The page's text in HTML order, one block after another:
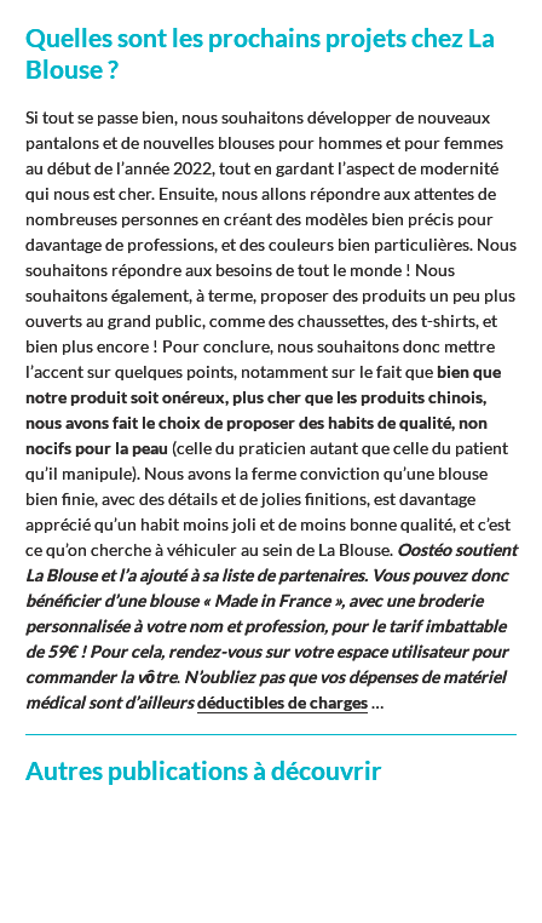
Quelles sont les prochains projets chez La
Blouse ?
Si tout se passe bien, nous souhaitons développer de nouveaux
pantalons et de nouvelles blouses pour hommes et pour femmes
au début de l’année 2022, tout en gardant l’aspect de modernité
qui nous est cher. Ensuite, nous allons répondre aux attentes de
nombreuses personnes en créant des modèles bien précis pour
davantage de professions, et des couleurs bien particulières. Nous
souhaitons répondre aux besoins de tout le monde ! Nous
souhaitons également, à terme, proposer des produits un peu plus
ouverts au grand public, comme des chaussettes, des t-shirts, et
bien plus encore ! Pour conclure, nous souhaitons donc mettre
l’accent sur quelques points, notamment sur le fait quebien que
notre produit soit onéreux, plus cher que les produits chinois,
nous avons fait le choix de proposer des habits de qualité, non
nocifs pour la peau (celle du praticien autant que celle du patient
qu’il manipule). Nous avons la ferme conviction qu’une blouse
bien finie, avec des détails et de jolies finitions, est davantage
apprécié qu’un habit moins joli et de moins bonne qualité, et c’est
ce qu’on cherche à véhiculer au sein de La Blouse. Oostéo soutient
La Blouse et l’a ajouté à sa liste de partenaires. Vous pouvez donc
bénéficier d’une blouse « Made in France », avec une broderie
personnalisée à votre nom et profession, pour le tarif imbattable
de 59€ ! Pour cela, rendez-vous sur votre espace utilisateur pour
commander la vôtre. N’oubliez pas que vos dépenses de matériel
médical sont d’ailleursdéductibles de charges…
Autres publications à découvrir